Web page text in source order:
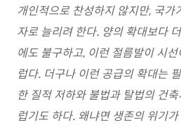
개인적으로 찬성하지 않지만, 국가
자로 늘리려 한다. 양의 확대보다
에도 불구하고, 이런 절름발이 시
럽다. 더구나 이런 공급의 확대는
한 질적 저하와 불법과 탈법의 건
럽기도 하다. 왜냐면 생존의 위기